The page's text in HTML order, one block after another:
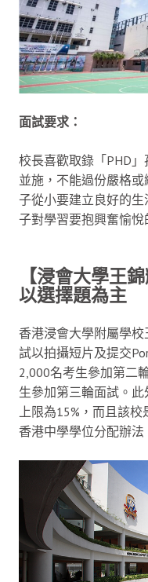
面試要求：
校長喜歡取錄「PHD」
並施，不能過份嚴格
子從小要建立良好的生
子對學習要抱興奮愉悅
【浸會大學王錦
以選擇題為主
香港浸會大學附屬學
試以拍攝短片及提交
2,000名考生參加第二
生參加第三輪面試。
上限為15%，而且該
香港中學學位分配辦法